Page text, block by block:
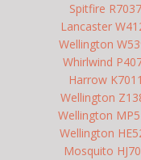
Spitfire R7037
Lancaster
Wellington
Whirlwind
Harrow K7011
Wellington
Wellington
Wellington
Mosquito